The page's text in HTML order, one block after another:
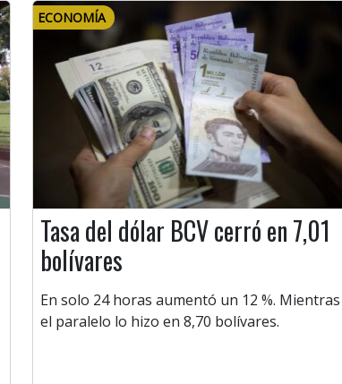
ECONOMÍA
Tasa del dólar BCV cerró en 7,01
bolívares
En solo 24 horas aumentó un 12 %. Mientras
el paralelo lo hizo en 8,70 bolívares.